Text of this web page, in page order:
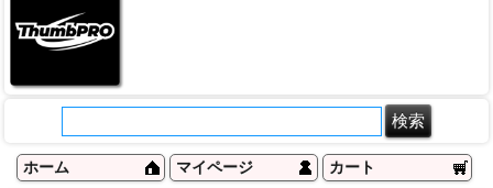
ホーム マイページ カート